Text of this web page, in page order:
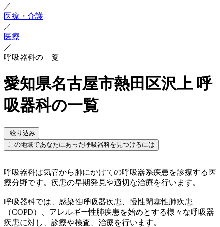
／
医療・介護
／
医療
／
呼吸器科の一覧
愛知県名古屋市熱田区沢上 呼
吸器科の一覧
絞り込み
この地域であなたにあった呼吸器科を見つけるには
呼吸器科は気管から肺にかけての呼吸器系疾患を診療する医
療分野です。疾患の早期発見や適切な治療を行います。
呼吸器科では、感染性呼吸器疾患、慢性閉塞性肺疾患
（COPD）、アレルギー性肺疾患を始めとする様々な呼吸器
疾患に対し、診療や検査、治療を行います。